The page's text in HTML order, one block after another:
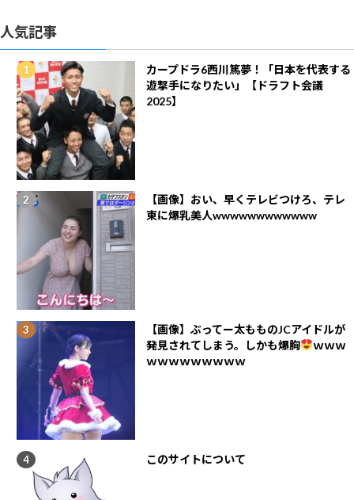
人気記事
カープドラ6西川篤夢！「日本を代表する
遊撃手になりたい」【ドラフト会議
2025】
【画像】おい、早くテレビつけろ、テレ
東に爆乳美人wwwwwwwwwwww
【画像】ぶってー太もものJCアイドルが
発見されてしまう。しかも爆胸
ｗｗｗ
ｗｗｗｗｗｗｗｗｗ
このサイトについて